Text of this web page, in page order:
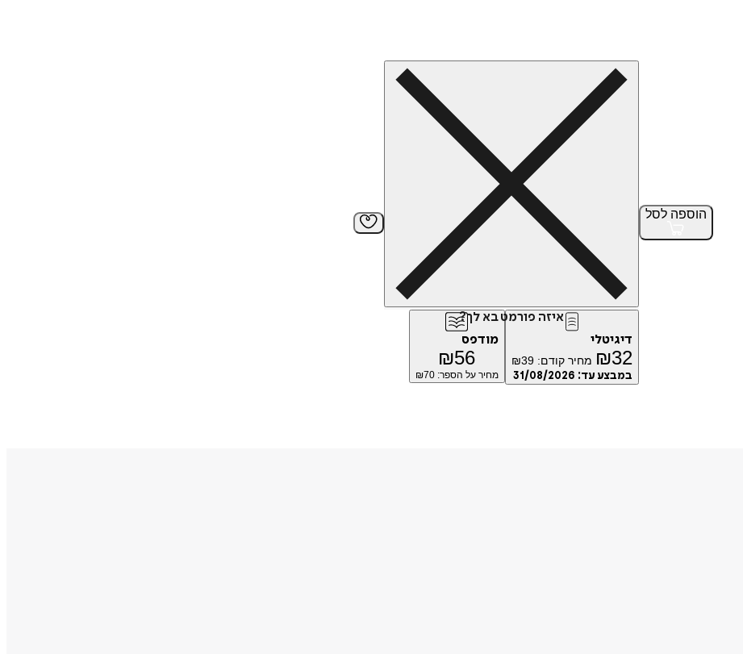
הוספה לסל
איזה פורמט בא לך?
דיגיטלי
₪32 מחיר קודם: ₪39
במבצע עד: 31/08/2026
מודפס
₪56
מחיר על הספר: ₪70